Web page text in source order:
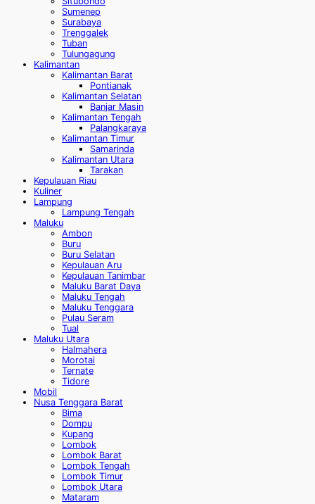
Sumenep
Surabaya
Trenggalek
Tuban
Tulungagung
Kalimantan
Kalimantan Barat
Pontianak
Kalimantan Selatan
Banjar Masin
Kalimantan Tengah
Palangkaraya
Kalimantan Timur
Samarinda
Kalimantan Utara
Tarakan
Kepulauan Riau
Kuliner
Lampung
Lampung Tengah
Maluku
Ambon
Buru
Buru Selatan
Kepulauan Aru
Kepulauan Tanimbar
Maluku Barat Daya
Maluku Tengah
Maluku Tenggara
Pulau Seram
Tual
Maluku Utara
Halmahera
Morotai
Ternate
Tidore
Mobil
Nusa Tenggara Barat
Bima
Dompu
Kupang
Lombok
Lombok Barat
Lombok Tengah
Lombok Timur
Lombok Utara
Mataram